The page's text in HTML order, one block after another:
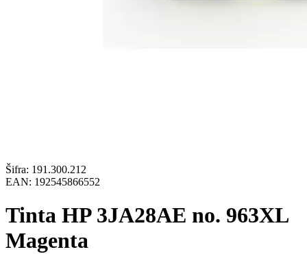
Šifra: 191.300.212
EAN: 192545866552
Tinta HP 3JA28AE no. 963XL
Magenta